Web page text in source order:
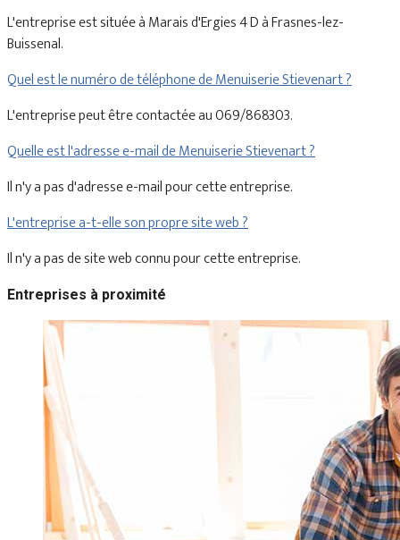
L'entreprise est située à Marais d'Ergies 4 D à Frasnes-lez-
Buissenal.
Quel est le numéro de téléphone de Menuiserie Stievenart ?
L'entreprise peut être contactée au 069/868303.
Quelle est l'adresse e-mail de Menuiserie Stievenart ?
Il n'y a pas d'adresse e-mail pour cette entreprise.
L'entreprise a-t-elle son propre site web ?
Il n'y a pas de site web connu pour cette entreprise.
Entreprises à proximité